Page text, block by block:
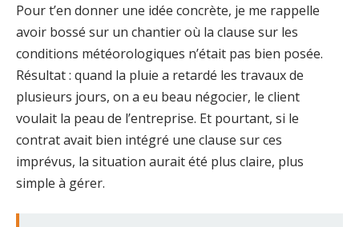
Pour t’en donner une idée concrète, je me rappelle
avoir bossé sur un chantier où la clause sur les
conditions météorologiques n’était pas bien posée.
Résultat : quand la pluie a retardé les travaux de
plusieurs jours, on a eu beau négocier, le client
voulait la peau de l’entreprise. Et pourtant, si le
contrat avait bien intégré une clause sur ces
imprévus, la situation aurait été plus claire, plus
simple à gérer.